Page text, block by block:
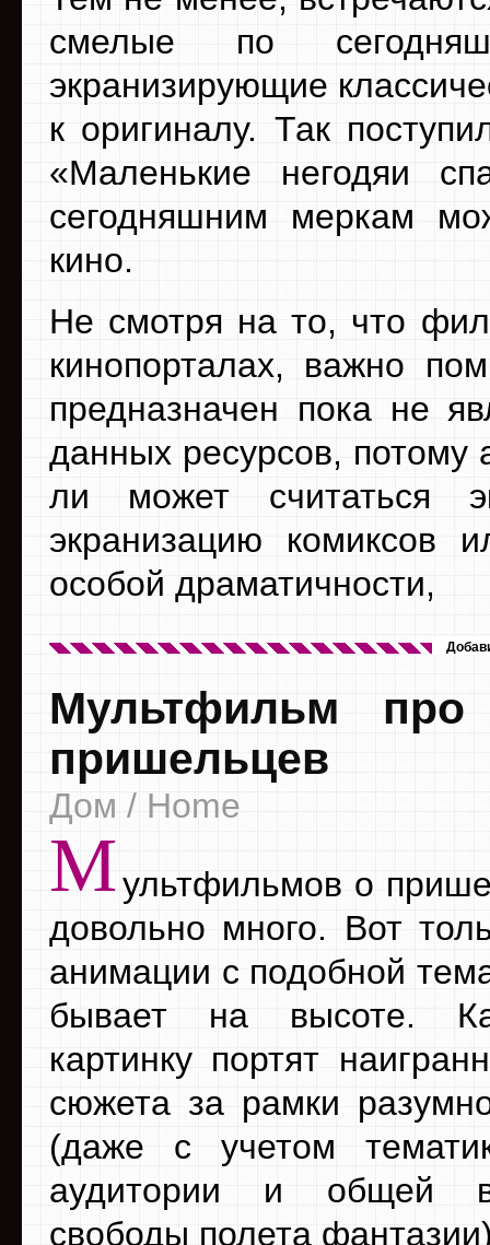
смелые по
экранизирующие
к оригиналу. Так
«Маленькие негодяи
сегодняшним меркам
кино.
Не смотря на то, что
кинопорталах, важно
предназначен пока не
данных ресурсов, потому
ли может считаться
экранизацию комиксов
особой драматичности,
Мультфильм
пришельцев
Дом / Home
Мультфильмов о
довольно много. Вот
анимации с подобной
бывает на высоте.
картинку портят
сюжета за рамки
(даже с учетом
аудитории и общей
свободы полета